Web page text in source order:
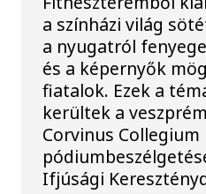
a színházi világ
a nyugatról
és a képernyők
fiatalok. Ezek a
kerültek a
Corvinus Collegium
Ifjúsági